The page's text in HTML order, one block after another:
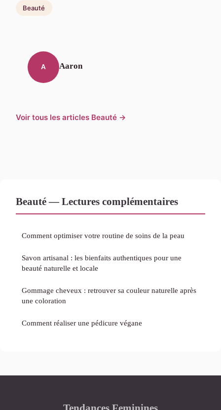
Beauté
A Aaron
Voir tous les articles Beauté →
Beauté — Lectures complémentaires
Comment optimiser votre routine de soins de la peau
Savon artisanal : les bienfaits authentiques pour une
beauté naturelle et locale
Gommage cheveux : retrouver sa couleur naturelle après
une coloration
Comment réaliser une pédicure végane
Tendances Feminines